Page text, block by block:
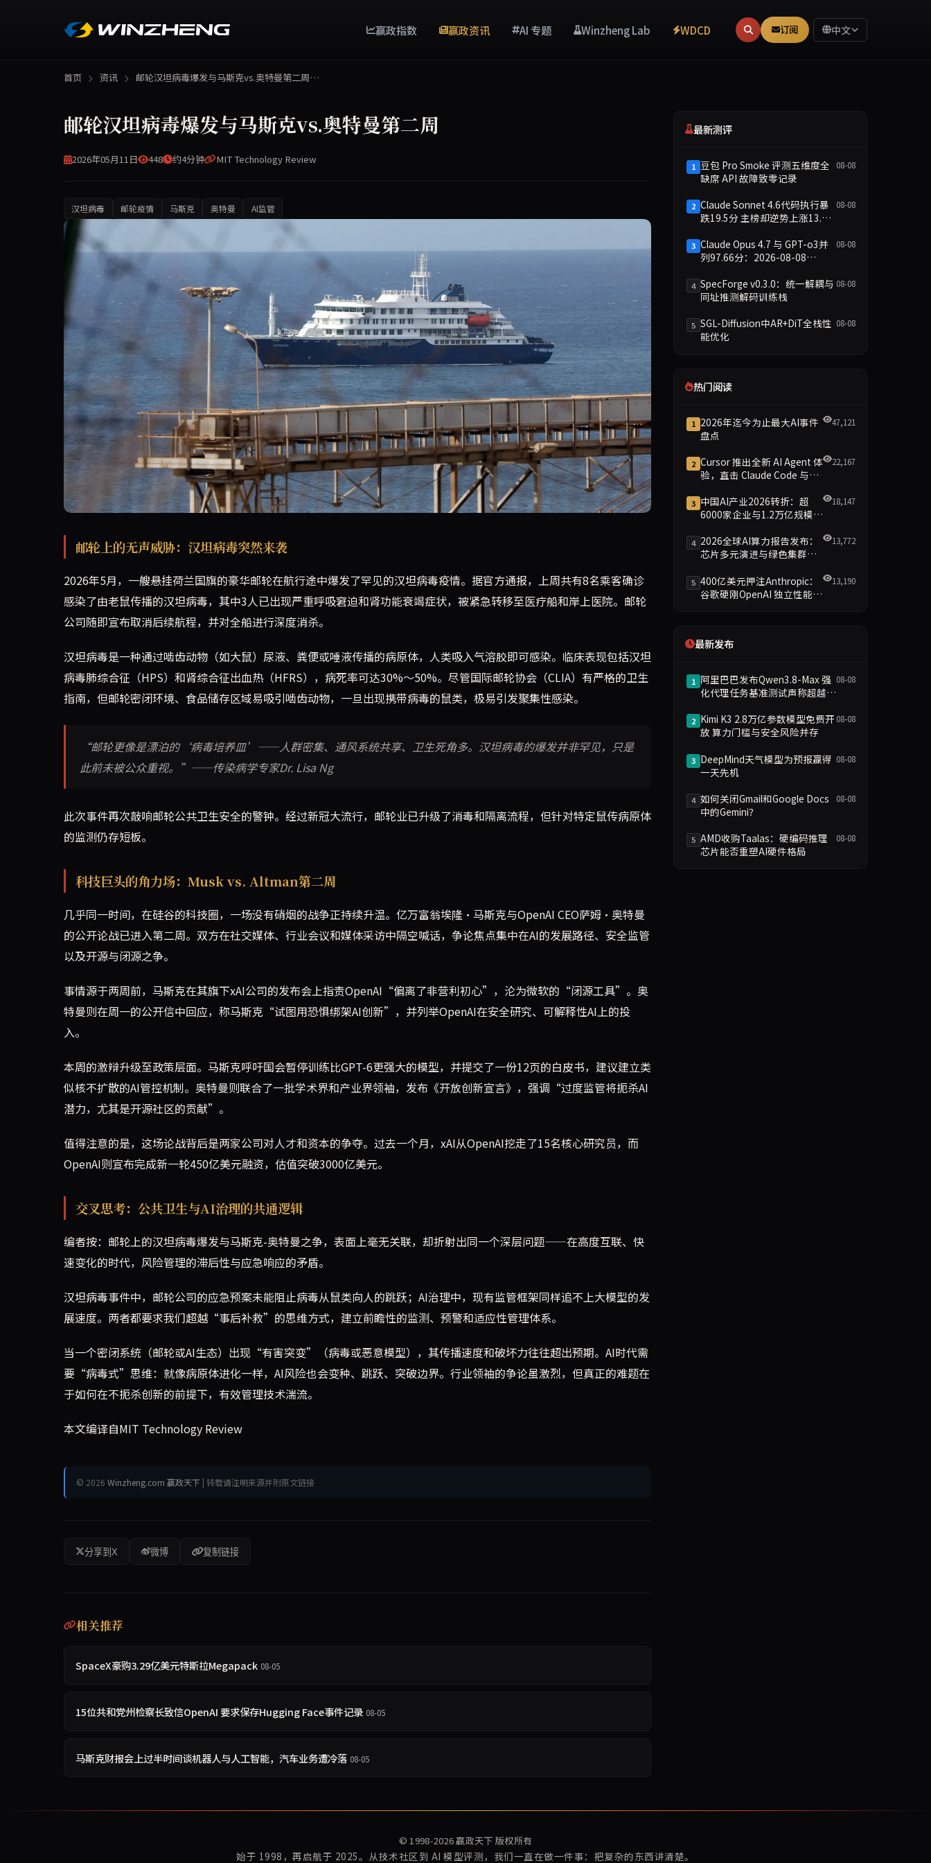
赢政指数 赢政资讯 AI 专题 Winzheng Lab WDCD 订阅 中文
首页 资讯 邮轮汉坦病毒爆发与马斯克vs.奥特曼第二周…
邮轮汉坦病毒爆发与马斯克vs.奥特曼第二周
2026年05月11日 448 约4分钟 MIT Technology Review
汉坦病毒 邮轮疫情 马斯克 奥特曼 AI监管
上周，一艘荷兰籍邮轮上8名乘客感染老鼠传播的汉坦病毒，3人情况危急。与此同时，科技巨头埃隆·马斯克与OpenAI CEO萨姆·奥特曼的公开论战进入第二周，双方围绕AI
邮轮上的无声威胁：汉坦病毒突然来袭
2026年5月，一艘悬挂荷兰国旗的豪华邮轮在航行途中爆发了罕见的汉坦病毒疫情。据官方通报，上周共有8名乘客确诊
感染了由老鼠传播的汉坦病毒，其中3人已出现严重呼吸窘迫和肾功能衰竭症状，被紧急转移至医疗船和岸上医院。邮轮
公司随即宣布取消后续航程，并对全船进行深度消杀。
汉坦病毒是一种通过啮齿动物（如大鼠）尿液、粪便或唾液传播的病原体，人类吸入气溶胶即可感染。临床表现包括汉坦
病毒肺综合征（HPS）和肾综合征出血热（HFRS），病死率可达30%～50%。尽管国际邮轮协会（CLIA）有严格的卫生
指南，但邮轮密闭环境、食品储存区域易吸引啮齿动物，一旦出现携带病毒的鼠类，极易引发聚集性感染。
“邮轮更像是漂泊的‘病毒培养皿’——人群密集、通风系统共享、卫生死角多。汉坦病毒的爆发并非罕见，只是
此前未被公众重视。”——传染病学专家Dr. Lisa Ng
此次事件再次敲响邮轮公共卫生安全的警钟。经过新冠大流行，邮轮业已升级了消毒和隔离流程，但针对特定鼠传病原体
的监测仍存短板。
科技巨头的角力场：Musk vs. Altman第二周
几乎同一时间，在硅谷的科技圈，一场没有硝烟的战争正持续升温。亿万富翁埃隆·马斯克与OpenAI CEO萨姆·奥特曼
的公开论战已进入第二周。双方在社交媒体、行业会议和媒体采访中隔空喊话，争论焦点集中在AI的发展路径、安全监管
以及开源与闭源之争。
事情源于两周前，马斯克在其旗下xAI公司的发布会上指责OpenAI“偏离了非营利初心”，沦为微软的“闭源工具”。奥
特曼则在周一的公开信中回应，称马斯克“试图用恐惧绑架AI创新”，并列举OpenAI在安全研究、可解释性AI上的投
入。
本周的激辩升级至政策层面。马斯克呼吁国会暂停训练比GPT-6更强大的模型，并提交了一份12页的白皮书，建议建立类
似核不扩散的AI管控机制。奥特曼则联合了一批学术界和产业界领袖，发布《开放创新宣言》，强调“过度监管将扼杀AI
潜力，尤其是开源社区的贡献”。
值得注意的是，这场论战背后是两家公司对人才和资本的争夺。过去一个月，xAI从OpenAI挖走了15名核心研究员，而
OpenAI则宣布完成新一轮450亿美元融资，估值突破3000亿美元。
交叉思考：公共卫生与AI治理的共通逻辑
编者按：邮轮上的汉坦病毒爆发与马斯克-奥特曼之争，表面上毫无关联，却折射出同一个深层问题——在高度互联、快
速变化的时代，风险管理的滞后性与应急响应的矛盾。
汉坦病毒事件中，邮轮公司的应急预案未能阻止病毒从鼠类向人的跳跃；AI治理中，现有监管框架同样追不上大模型的发
展速度。两者都要求我们超越“事后补救”的思维方式，建立前瞻性的监测、预警和适应性管理体系。
当一个密闭系统（邮轮或AI生态）出现“有害突变”（病毒或恶意模型），其传播速度和破坏力往往超出预期。AI时代需
要“病毒式”思维：就像病原体进化一样，AI风险也会变种、跳跃、突破边界。行业领袖的争论虽激烈，但真正的难题在
于如何在不扼杀创新的前提下，有效管理技术湍流。
本文编译自MIT Technology Review
© 2026 Winzheng.com 赢政天下 | 转载请注明来源并附原文链接
分享到X 微博 复制链接
相关推荐
SpaceX豪购3.29亿美元特斯拉Megapack 08-05
15位共和党州检察长致信OpenAI 要求保存Hugging Face事件记录 08-05
马斯克财报会上过半时间谈机器人与人工智能，汽车业务遭冷落 08-05
最新测评
1 豆包 Pro Smoke 评测五维度全
缺席 API 故障致零记录
08-08
2 Claude Sonnet 4.6代码执行暴
跌19.5分 主榜却逆势上涨13.8
08-08
3 Claude Opus 4.7 与 GPT-o3并
列97.66分：2026-08-08
08-08
4 SpecForge v0.3.0：统一解耦与
同址推测解码训练栈
08-08
5 SGL-Diffusion中AR+DiT全栈性
能优化
08-08
热门阅读
1 2026年迄今为止最大AI事件
盘点
47,121
2 Cursor 推出全新 AI Agent 体
验，直击 Claude Code 与
22,167
3 中国AI产业2026转折：超
6000家企业与1.2万亿规模引
18,147
4 2026全球AI算力报告发布：
芯片多元演进与绿色集群引
13,772
5 400亿美元押注Anthropic：
谷歌硬刚OpenAI 独立性能否
13,190
最新发布
1 阿里巴巴发布Qwen3.8-Max 强
化代理任务基准测试声称超越
08-08
2 Kimi K3 2.8万亿参数模型免费开
放 算力门槛与安全风险并存
08-08
3 DeepMind天气模型为预报赢得
一天先机
08-08
4 如何关闭Gmail和Google Docs
中的Gemini？
08-08
5 AMD收购Taalas：硬编码推理
芯片能否重塑AI硬件格局
08-08
© 1998-2026赢政天下 版权所有
始于 1998，再启航于 2025。从技术社区到 AI 模型评测，我们一直在做一件事：把复杂的东西讲清楚。